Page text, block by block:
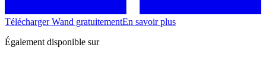
Télécharger Wand gratuitementEn savoir plus
Également disponible sur